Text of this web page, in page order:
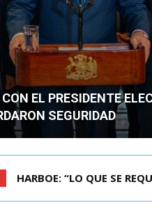
EL PRESIDENTE
SEGURIDAD
BIMINISTRO MAS POR